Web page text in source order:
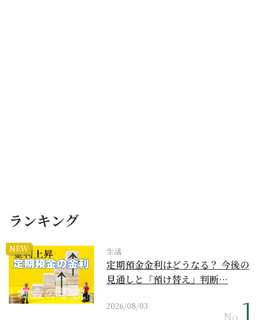
ランキング
NEW 生活
定期預金金利はどうなる？ 今後の
見通しと「預け替え」判断…
2026/08/03
No.